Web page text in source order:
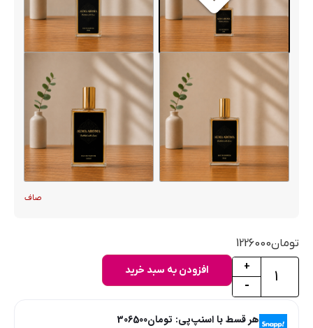
صاف
تومان1226000
-
+ افزودن به سبد خرید
هر قسط با اسنپ‌پی: تومان306500